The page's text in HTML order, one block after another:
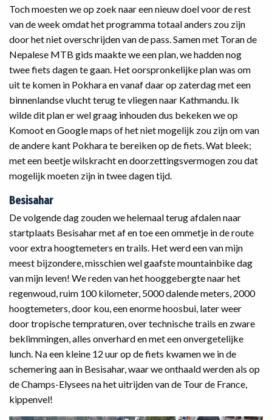
Toch moesten we op zoek naar een nieuw doel voor de rest
van de week omdat het programma totaal anders zou zijn
door het niet overschrijden van de pass. Samen met Toran de
Nepalese MTB gids maakte we een plan, we hadden nog
twee fiets dagen te gaan. Het oorspronkelijke plan was om
uit te komen in Pokhara en vanaf daar op zaterdag met een
binnenlandse vlucht terug te vliegen naar Kathmandu. Ik
wilde dit plan er wel graag inhouden dus bekeken we op
Komoot en Google maps of het niet mogelijk zou zijn om van
de andere kant Pokhara te bereiken op de fiets. Wat bleek;
met een beetje wilskracht en doorzettingsvermogen zou dat
mogelijk moeten zijn in twee dagen tijd.
Besisahar
De volgende dag zouden we helemaal terug afdalen naar
startplaats Besisahar met af en toe een ommetje in de route
voor extra hoogtemeters en trails. Het werd een van mijn
meest bijzondere, misschien wel gaafste mountainbike dag
van mijn leven! We reden van het hooggebergte naar het
regenwoud, ruim 100 kilometer, 5000 dalende meters, 2000
hoogtemeters, door kou, een enorme hoosbui, later weer
door tropische tempraturen, over technische trails en zware
beklimmingen, alles onverhard en met een onvergetelijke
lunch. Na een kleine 12 uur op de fiets kwamen we in de
schemering aan in Besisahar, waar we onthaald werden als op
de Champs-Elysees na het uitrijden van de Tour de France,
kippenvel!